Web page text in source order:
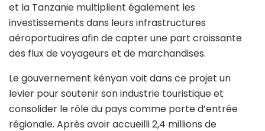
et la Tanzanie multiplient également les
investissements dans leurs infrastructures
aéroportuaires afin de capter une part croissante
des flux de voyageurs et de marchandises.
Le gouvernement kényan voit dans ce projet un
levier pour soutenir son industrie touristique et
consolider le rôle du pays comme porte d’entrée
régionale. Après avoir accueilli 2,4 millions de